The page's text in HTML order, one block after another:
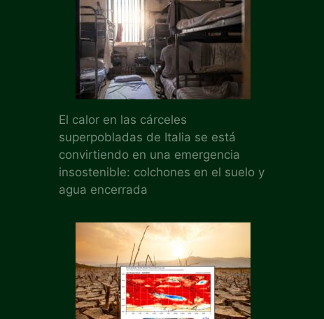
El calor en las cárceles
superpobladas de Italia se está
convirtiendo en una emergencia
insostenible: colchones en el suelo y
agua encerrada